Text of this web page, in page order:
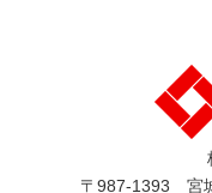
〒987-1393 宮